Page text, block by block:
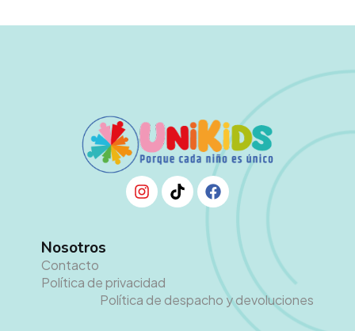
Nosotros
Contacto
Política de privacidad
Política de despacho y devoluciones